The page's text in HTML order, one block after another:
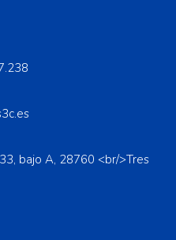
bajo A, 28760 <br/>Tres